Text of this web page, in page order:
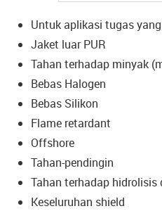
Untuk aplikasi tugas
Jaket luar PUR
Tahan terhadap minyak
Bebas Halogen
Bebas Silikon
Flame retardant
Offshore
Tahan-pendingin
Tahan terhadap hidrolisis
Keseluruhan shield